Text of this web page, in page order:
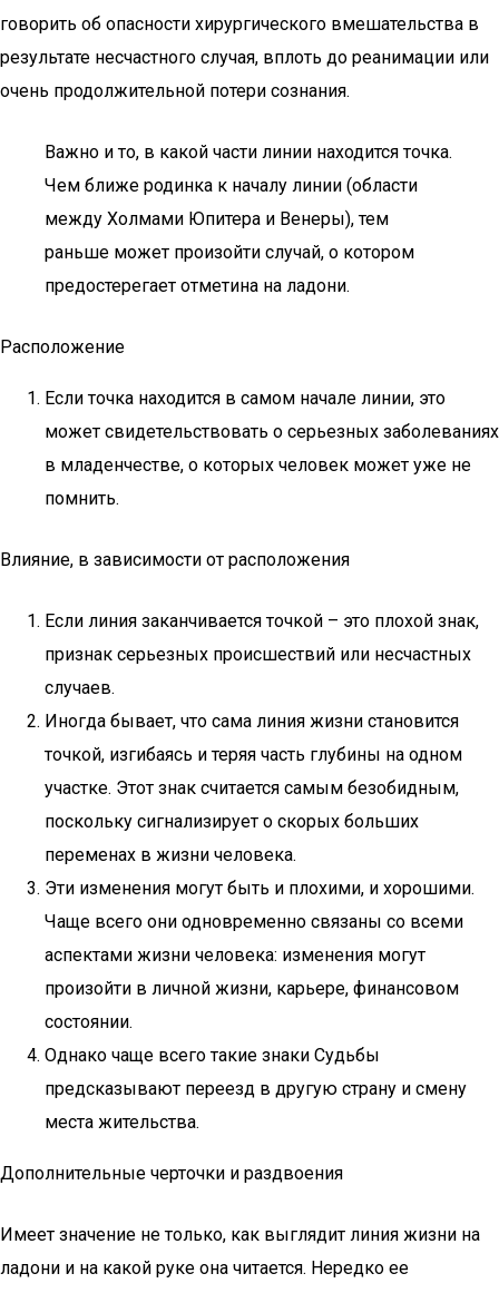
говорить об опасности хирургического вмешательства в
результате несчастного случая, вплоть до реанимации или
очень продолжительной потери сознания.
Важно и то, в какой части линии находится точка.
Чем ближе родинка к началу линии (области
между Холмами Юпитера и Венеры), тем
раньше может произойти случай, о котором
предостерегает отметина на ладони.
Расположение
Если точка находится в самом начале линии, это
может свидетельствовать о серьезных заболеваниях
в младенчестве, о которых человек может уже не
помнить.
Влияние, в зависимости от расположения
Если линия заканчивается точкой – это плохой знак,
признак серьезных происшествий или несчастных
случаев.
Иногда бывает, что сама линия жизни становится
точкой, изгибаясь и теряя часть глубины на одном
участке. Этот знак считается самым безобидным,
поскольку сигнализирует о скорых больших
переменах в жизни человека.
Эти изменения могут быть и плохими, и хорошими.
Чаще всего они одновременно связаны со всеми
аспектами жизни человека: изменения могут
произойти в личной жизни, карьере, финансовом
состоянии.
Однако чаще всего такие знаки Судьбы
предсказывают переезд в другую страну и смену
места жительства.
Дополнительные черточки и раздвоения
Имеет значение не только, как выглядит линия жизни на
ладони и на какой руке она читается. Нередко ее